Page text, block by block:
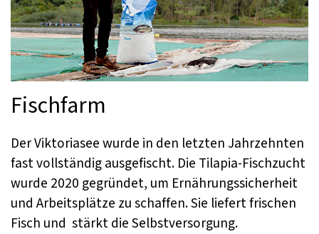
Fischfarm
Der Viktoriasee wurde in den letzten Jahrzehnten
fast vollständig ausgefischt. Die Tilapia-Fischzucht
wurde 2020 gegründet, um Ernährungssicherheit
und Arbeitsplätze zu schaffen. Sie liefert frischen
Fisch und stärkt die Selbstversorgung.